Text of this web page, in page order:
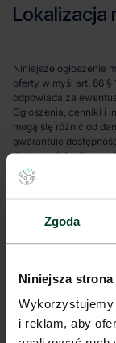
Zgoda
Niniejsza
i reklam, aby
Lokalizacja
Niniejsze ogłoszenie
oferty w myśl art. 66 §
odpowiada za
Ogłoszenia, cenniki i
mogą się różnić od
gwarantuje
dostępności odbywa